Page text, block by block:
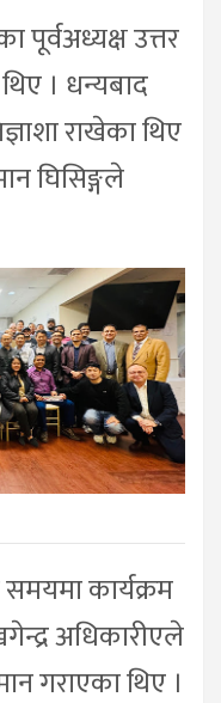
पूर्वअध्यक्ष उत्तर
। धन्यबाद
राखेका थिए
घिसिङ्गले
कार्यक्रम
अधिकारीएले
गराएका थिए ।